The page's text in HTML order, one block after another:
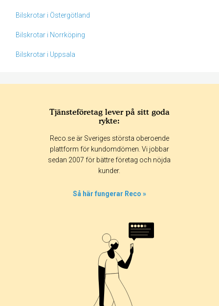
Bilskrotar i Östergötland
Bilskrotar i Norrköping
Bilskrotar i Uppsala
365 dagar 90 dagar
30 dagar
Tjänsteföretag lever på sitt goda
rykte:
Reco.se är Sveriges största oberoende
plattform för kundomdömen. Vi jobbar
sedan 2007 för bättre företag och nöjda
kunder.
Så här fungerar Reco »